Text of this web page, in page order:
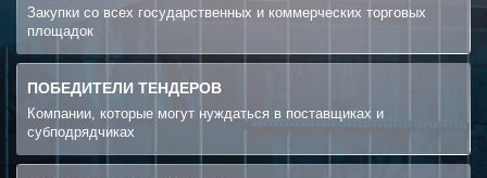
Закупки со всех государственных и коммерческих торговых
площадок
ПОБЕДИТЕЛИ ТЕНДЕРОВ
Компании, которые могут нуждаться в поставщиках и
субподрядчиках